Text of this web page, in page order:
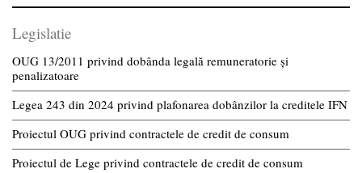
Legislatie
OUG 13/2011 privind dobânda legală remuneratorie și
penalizatoare
Legea 243 din 2024 privind plafonarea dobânzilor la creditele IFN
Proiectul OUG privind contractele de credit de consum
Proiectul de Lege privind contractele de credit de consum